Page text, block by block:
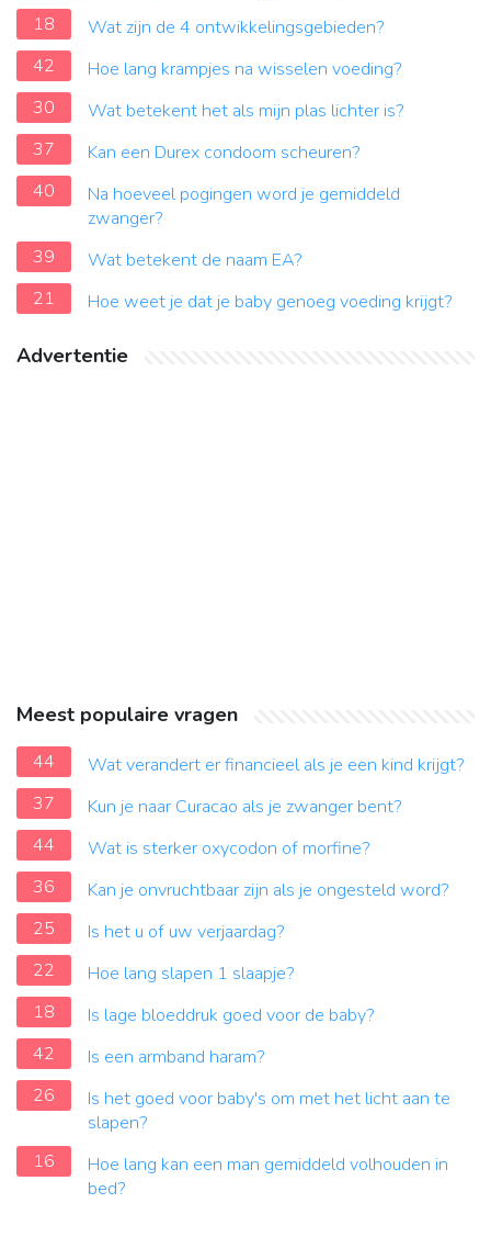
18
Wat zijn de 4 ontwikkelingsgebieden?
42
Hoe lang krampjes na wisselen voeding?
30
Wat betekent het als mijn plas lichter is?
37
Kan een Durex condoom scheuren?
40
Na hoeveel pogingen word je gemiddeld
zwanger?
39
Wat betekent de naam EA?
21
Hoe weet je dat je baby genoeg voeding krijgt?
Advertentie
Meest populaire vragen
44
Wat verandert er financieel als je een kind krijgt?
37
Kun je naar Curacao als je zwanger bent?
44
Wat is sterker oxycodon of morfine?
36
Kan je onvruchtbaar zijn als je ongesteld word?
25
Is het u of uw verjaardag?
22
Hoe lang slapen 1 slaapje?
18
Is lage bloeddruk goed voor de baby?
42
Is een armband haram?
26
Is het goed voor baby's om met het licht aan te
slapen?
16
Hoe lang kan een man gemiddeld volhouden in
bed?